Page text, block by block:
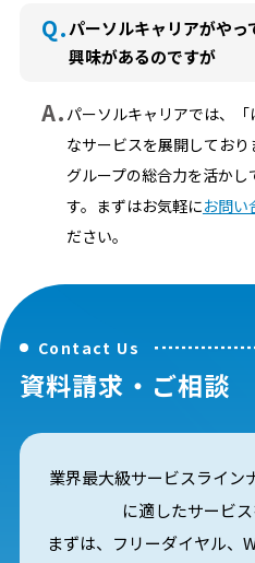
Q.パーソルキャリアがや
興味があるのですが
A. パーソルキャリアでは、
なサービスを展開しており
グループの総合力を活か
す。まずはお気軽にお問い
ださい。
Contact Us
資料請求・ご相談
業界最大級サービスライン
に適したサービス
まずは、フリーダイヤル、